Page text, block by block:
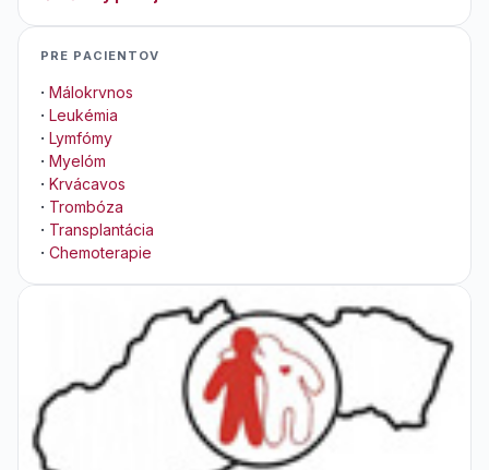
PRE PACIENTOV
· Málokrvnos
· Leukémia
· Lymfómy
· Myelóm
· Krvácavos
· Trombóza
· Transplantácia
· Chemoterapie